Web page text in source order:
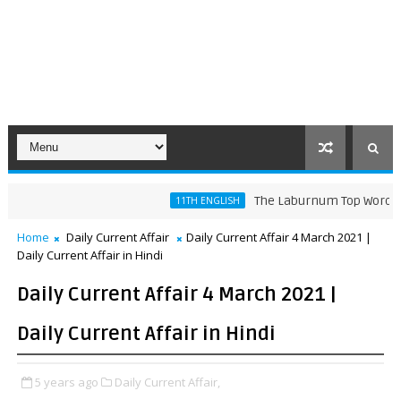
11TH ENGLISH The Laburnum Top Words
Home Daily Current Affair
Daily Current Affair 4 March 2021 |
Daily Current Affair in Hindi
Daily Current Affair 4 March 2021 |
Daily Current Affair in Hindi
5 years ago Daily Current Affair,